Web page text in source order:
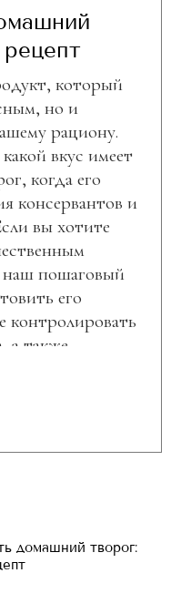
который
но и
рациону.
вкус имеет
когда его
консервантов и
вы хотите
пошаговый
его
контролировать
а также
вкус.
домашний творог: